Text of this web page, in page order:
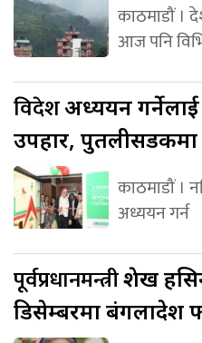
काठमाडौं ।
आज पनि
विदेशअध्ययन
उपहार,
काठमाडौं ।
अध्ययन गर्न
पूर्वप्रधानमन्त्रीशेख
डिसेम्बरमा बंगलादेश